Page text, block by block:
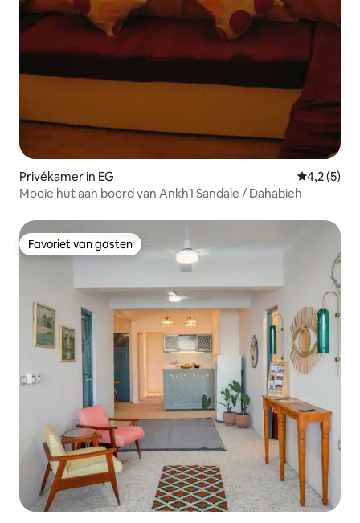
Privékamer in EG
4,2 (5)
Mooie hut aan boord van Ankh1 Sandale / Dahabieh
Favoriet van gasten
Favoriet van gasten